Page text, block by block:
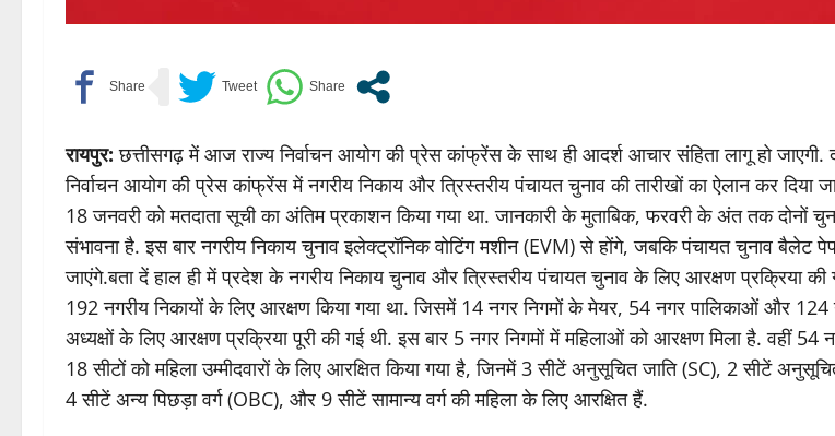
रायपुर: छत्तीसगढ़ में आज राज्य निर्वाचन आयोग की प्रेस कांफ्रेंस के साथ ही आदर्श आचार संहिता लागू हो
निर्वाचन आयोग की प्रेस कांफ्रेंस में नगरीय निकाय और त्रिस्तरीय पंचायत चुनाव की तारीखों का ऐलान कर दिया
18 जनवरी को मतदाता सूची का अंतिम प्रकाशन किया गया था. जानकारी के मुताबिक, फरवरी के अंत तक दोनों
संभावना है. इस बार नगरीय निकाय चुनाव इलेक्ट्रॉनिक वोटिंग मशीन (EVM) से होंगे, जबकि पंचायत चुनाव बैलेट
जाएंगे.बता दें हाल ही में प्रदेश के नगरीय निकाय चुनाव और त्रिस्तरीय पंचायत चुनाव के लिए आरक्षण प्रक्रिया की
192 नगरीय निकायों के लिए आरक्षण किया गया था. जिसमें 14 नगर निगमों के मेयर, 54 नगर पालिकाओं और
अध्यक्षों के लिए आरक्षण प्रक्रिया पूरी की गई थी. इस बार 5 नगर निगमों में महिलाओं को आरक्षण मिला है. वहीं
18 सीटों को महिला उम्मीदवारों के लिए आरक्षित किया गया है, जिनमें 3 सीटें अनुसूचित जाति (SC), 2 सीटें
4 सीटें अन्य पिछड़ा वर्ग (OBC), और 9 सीटें सामान्य वर्ग की महिला के लिए आरक्षित हैं.